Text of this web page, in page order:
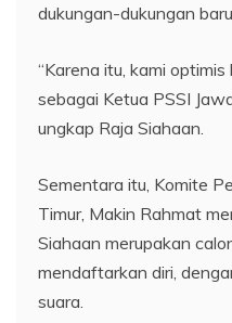
dukungan-dukungan
“Karena itu, kami
sebagai Ketua PSSI
ungkap Raja Siahaan.
Sementara itu, Komite
Timur, Makin Rahmat
Siahaan merupakan
mendaftarkan diri,
suara.